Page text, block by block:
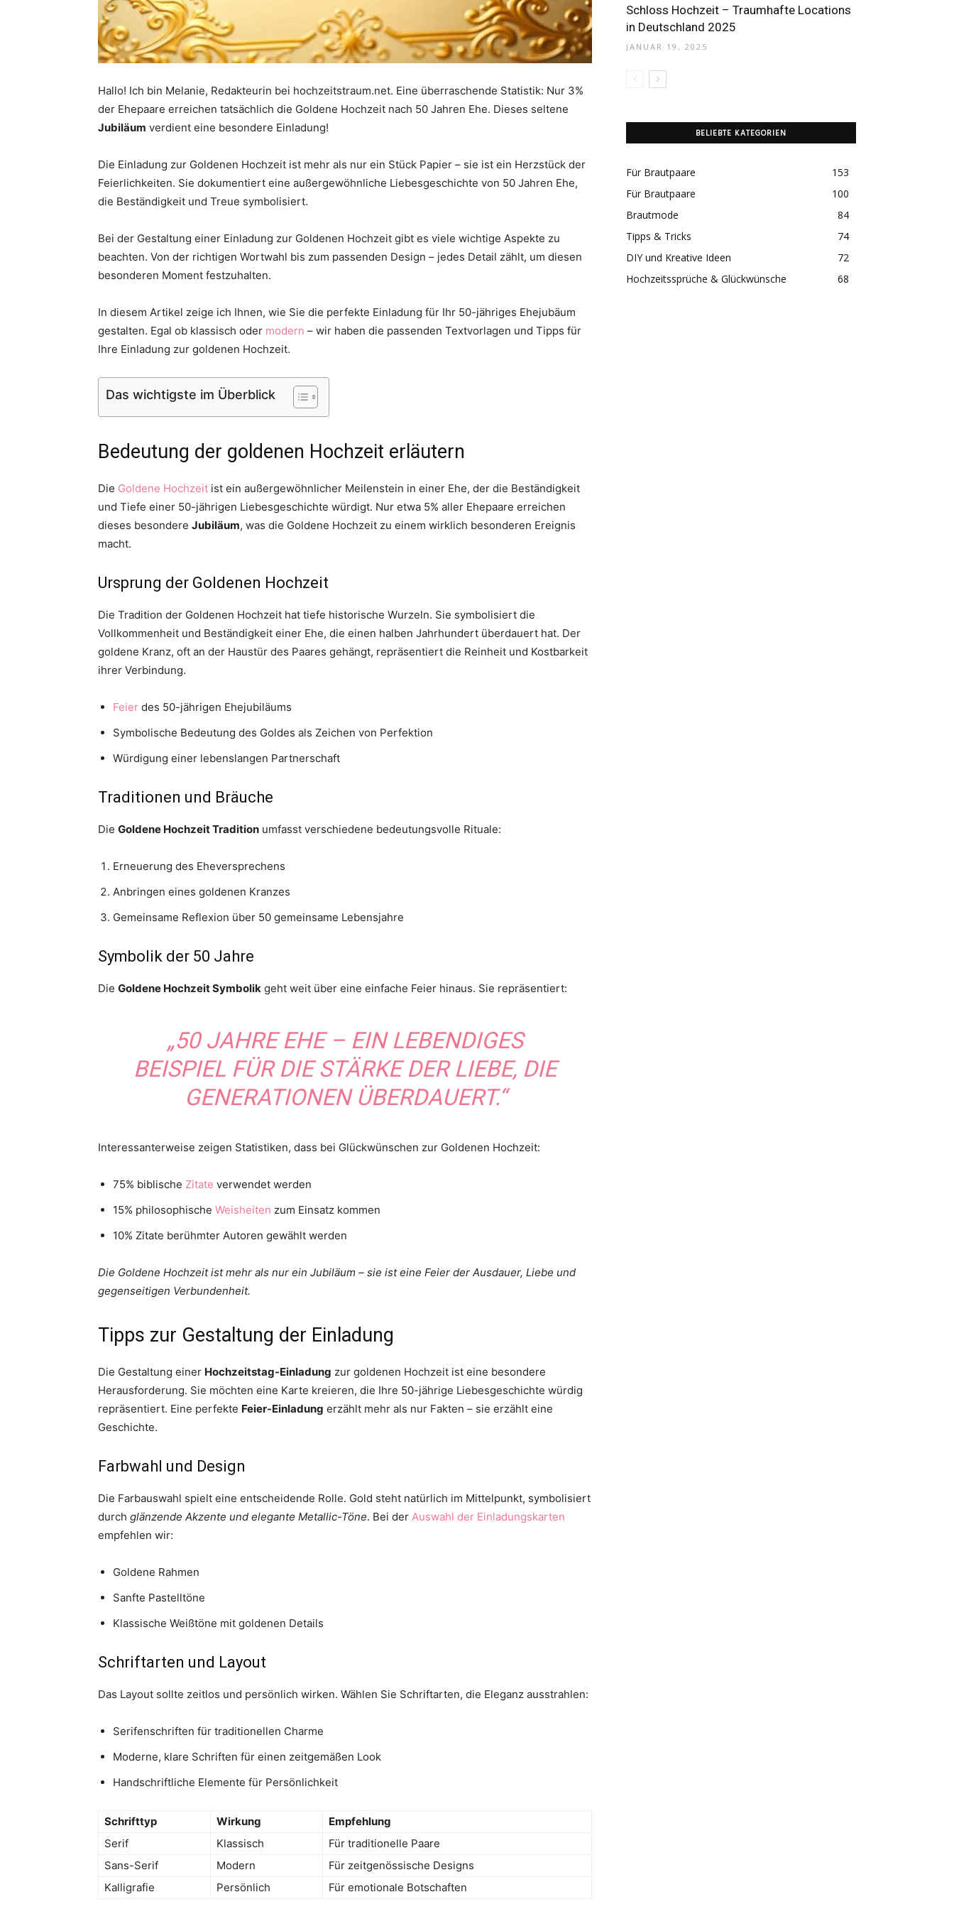
um
das
Hochzeit
Hallo! Ich bin Melanie, Redakteurin bei hochzeitstraum.net. Eine überraschende Statistik: Nur 3%
der Ehepaare erreichen tatsächlich die Goldene Hochzeit nach 50 Jahren Ehe. Dieses seltene
Jubiläum verdient eine besondere Einladung!
Die Einladung zur Goldenen Hochzeit ist mehr als nur ein Stück Papier – sie ist ein Herzstück der
Feierlichkeiten. Sie dokumentiert eine außergewöhnliche Liebesgeschichte von 50 Jahren Ehe,
die Beständigkeit und Treue symbolisiert.
Bei der Gestaltung einer Einladung zur Goldenen Hochzeit gibt es viele wichtige Aspekte zu
beachten. Von der richtigen Wortwahl bis zum passenden Design – jedes Detail zählt, um diesen
besonderen Moment festzuhalten.
In diesem Artikel zeige ich Ihnen, wie Sie die perfekte Einladung für Ihr 50-jähriges Ehejubäum
gestalten. Egal ob klassisch oder modern – wir haben die passenden Textvorlagen und Tipps für
Ihre Einladung zur goldenen Hochzeit.
Das wichtigste im Überblick
Bedeutung der goldenen Hochzeit erläutern
Die Goldene Hochzeit ist ein außergewöhnlicher Meilenstein in einer Ehe, der die Beständigkeit
und Tiefe einer 50-jährigen Liebesgeschichte würdigt. Nur etwa 5% aller Ehepaare erreichen
dieses besondere Jubiläum, was die Goldene Hochzeit zu einem wirklich besonderen Ereignis
macht.
Ursprung der Goldenen Hochzeit
Die Tradition der Goldenen Hochzeit hat tiefe historische Wurzeln. Sie symbolisiert die
Vollkommenheit und Beständigkeit einer Ehe, die einen halben Jahrhundert überdauert hat. Der
goldene Kranz, oft an der Haustür des Paares gehängt, repräsentiert die Reinheit und Kostbarkeit
ihrer Verbindung.
Feier des 50-jährigen Ehejubiläums
Symbolische Bedeutung des Goldes als Zeichen von Perfektion
Würdigung einer lebenslangen Partnerschaft
Traditionen und Bräuche
Die Goldene Hochzeit Tradition umfasst verschiedene bedeutungsvolle Rituale:
Erneuerung des Eheversprechens
Anbringen eines goldenen Kranzes
Gemeinsame Reflexion über 50 gemeinsame Lebensjahre
Symbolik der 50 Jahre
Die Goldene Hochzeit Symbolik geht weit über eine einfache Feier hinaus. Sie repräsentiert:
„50 JAHRE EHE – EIN LEBENDIGES
BEISPIEL FÜR DIE STÄRKE DER LIEBE, DIE
GENERATIONEN ÜBERDAUERT.“
Interessanterweise zeigen Statistiken, dass bei Glückwünschen zur Goldenen Hochzeit:
75% biblische Zitate verwendet werden
15% philosophische Weisheiten zum Einsatz kommen
10% Zitate berühmter Autoren gewählt werden
Die Goldene Hochzeit ist mehr als nur ein Jubiläum – sie ist eine Feier der Ausdauer, Liebe und
gegenseitigen Verbundenheit.
Tipps zur Gestaltung der Einladung
Die Gestaltung einer Hochzeitstag-Einladung zur goldenen Hochzeit ist eine besondere
Herausforderung. Sie möchten eine Karte kreieren, die Ihre 50-jährige Liebesgeschichte würdig
repräsentiert. Eine perfekte Feier-Einladung erzählt mehr als nur Fakten – sie erzählt eine
Geschichte.
Farbwahl und Design
Die Farbauswahl spielt eine entscheidende Rolle. Gold steht natürlich im Mittelpunkt, symbolisiert
durch glänzende Akzente und elegante Metallic-Töne. Bei der Auswahl der Einladungskarten
empfehlen wir:
Goldene Rahmen
Sanfte Pastelltöne
Klassische Weißtöne mit goldenen Details
Schriftarten und Layout
Das Layout sollte zeitlos und persönlich wirken. Wählen Sie Schriftarten, die Eleganz ausstrahlen:
Serifenschriften für traditionellen Charme
Moderne, klare Schriften für einen zeitgemäßen Look
Handschriftliche Elemente für Persönlichkeit
Schrifttyp Wirkung
Empfehlung
Serif
Klassisch
Für traditionelle Paare
Sans-Serif
Modern
Für zeitgenössische Designs
Kalligrafie
Persönlich Für emotionale Botschaften
Schloss Hochzeit – Traumhafte Locations
in Deutschland 2025
JANUAR 19, 2025
BELIEBTE KATEGORIEN
Für Brautpaare
153
Für Brautpaare
100
Brautmode
84
Tipps & Tricks
74
DIY und Kreative Ideen
72
Hochzeitssprüche & Glückwünsche
68